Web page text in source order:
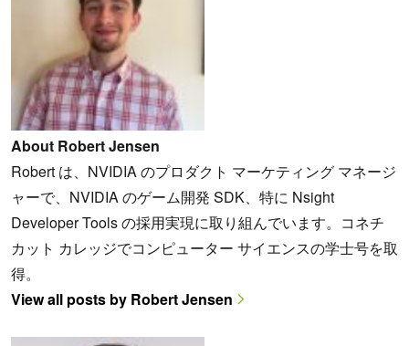
About Robert Jensen
Robert は、NVIDIA のプロダクト マーケティング マネージ
ャーで、NVIDIA のゲーム開発 SDK、特に Nsight
Developer Tools の採用実現に取り組んでいます。コネチ
カット カレッジでコンピューター サイエンスの学士号を取
得。
View all posts by Robert Jensen